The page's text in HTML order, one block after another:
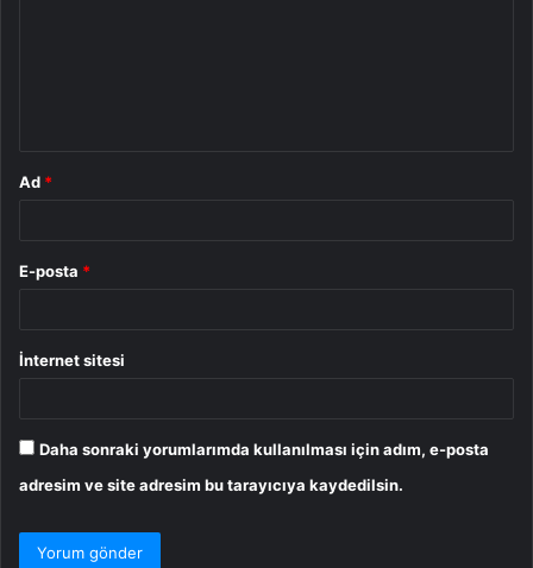
Ad *
E-posta *
İnternet sitesi
Daha sonraki yorumlarımda kullanılması için adım, e-posta
adresim ve site adresim bu tarayıcıya kaydedilsin.